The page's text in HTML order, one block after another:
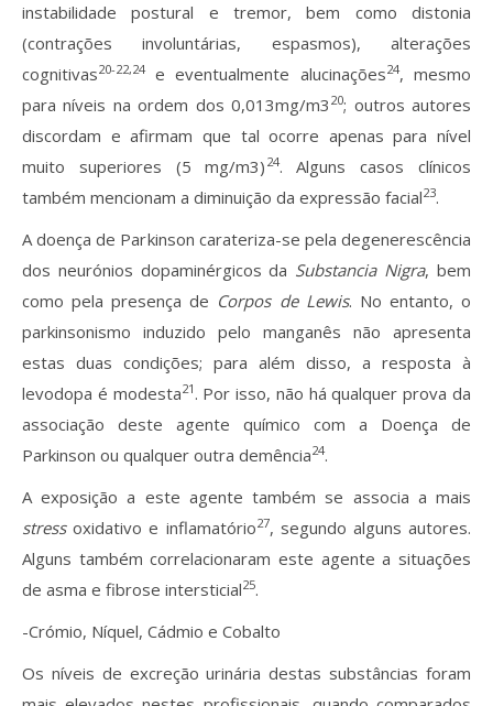
instabilidade postural e tremor, bem como distonia
(contrações involuntárias, espasmos), alterações
cognitivas20-22,24 e eventualmente alucinações24, mesmo
para níveis na ordem dos 0,013mg/m3 20; outros autores
discordam e afirmam que tal ocorre apenas para nível
muito superiores (5 mg/m3) 24. Alguns casos clínicos
também mencionam a diminuição da expressão facial23.
A doença de Parkinson carateriza-se pela degenerescência
dos neurónios dopaminérgicos da Substancia Nigra, bem
como pela presença de Corpos de Lewis. No entanto, o
parkinsonismo induzido pelo manganês não apresenta
estas duas condições; para além disso, a resposta à
levodopa é modesta21. Por isso, não há qualquer prova da
associação deste agente químico com a Doença de
Parkinson ou qualquer outra demência24.
A exposição a este agente também se associa a mais
stressoxidativo e inflamatório27, segundo alguns autores.
Alguns também correlacionaram este agente a situações
de asma e fibrose intersticial25.
-Crómio, Níquel, Cádmio e Cobalto
Os níveis de excreção urinária destas substâncias foram